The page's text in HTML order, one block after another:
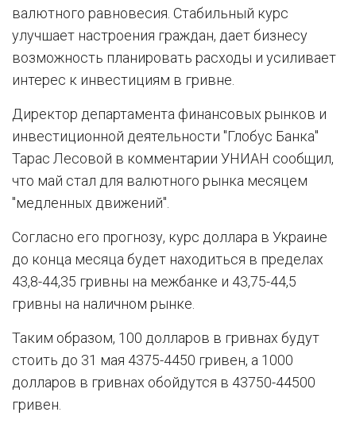
валютного равновесия. Стабильный курс
улучшает настроения граждан, дает бизнесу
возможность планировать расходы и усиливает
интерес к инвестициям в гривне.
Директор департамента финансовых рынков и
инвестиционной деятельности "Глобус Банка"
Тарас Лесовой в комментарии УНИАН сообщил,
что май стал для валютного рынка месяцем
"медленных движений".
Согласно его прогнозу, курс доллара в Украине
до конца месяца будет находиться в пределах
43,8-44,35 гривны на межбанке и 43,75-44,5
гривны на наличном рынке.
Таким образом, 100 долларов в гривнах будут
стоить до 31 мая 4375-4450 гривен, а 1000
долларов в гривнах обойдутся в 43750-44500
гривен.